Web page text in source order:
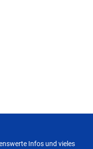
Infos und vieles